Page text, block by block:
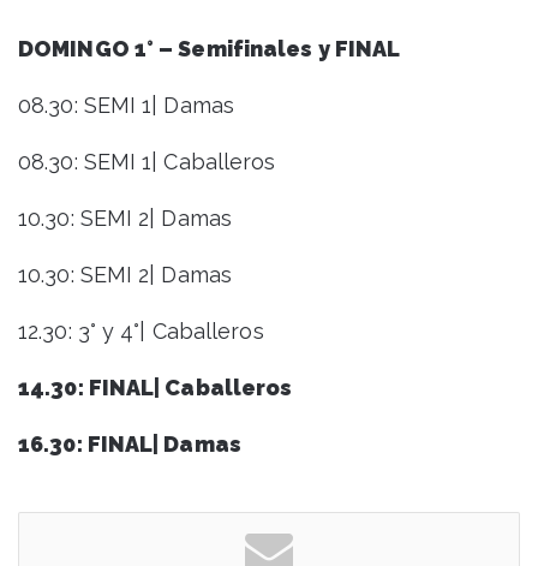
DOMINGO 1° – Semifinales y FINAL
08.30: SEMI 1| Damas
08.30: SEMI 1| Caballeros
10.30: SEMI 2| Damas
10.30: SEMI 2| Damas
12.30: 3° y 4°| Caballeros
14.30: FINAL| Caballeros
16.30: FINAL| Damas